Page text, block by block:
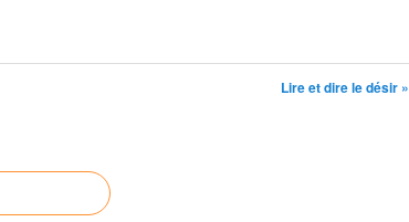
Lire et dire le désir »